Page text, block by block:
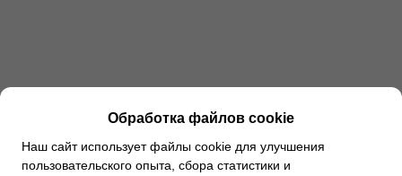
Обработка файлов cookie
Наш сайт использует файлы cookie для улучшения
пользовательского опыта, сбора статистики и